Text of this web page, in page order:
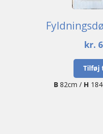
kr.
Tilføj
B82cm / H